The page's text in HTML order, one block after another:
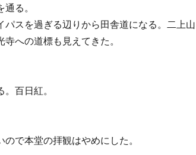
る。
スを過ぎる辺りから田舎道になる。二上山
への道標も見えてきた。
百日紅。
で本堂の拝観はやめにした。